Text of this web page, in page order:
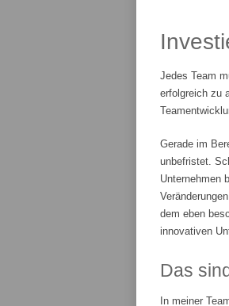
Jedes Team
erfolgreich zu
Gerade im
unbefristet.
Unternehmen
dem eben
innovativen
Das
In meiner